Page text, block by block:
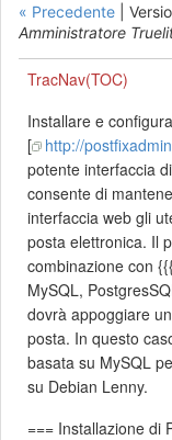
« Precedente |
Amministratore
TracNav(TOC)
Installare e
[
http://
potente interfaccia
consente di
interfaccia web gli
posta elettronica. Il
combinazione con
MySQL,
dovrà appoggiare
posta. In questo
basata su MySQL
su Debian Lenny.
=== Installazione di